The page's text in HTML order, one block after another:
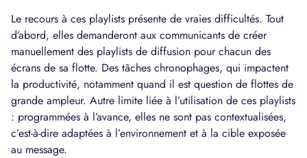
Le recours à ces playlists présente de vraies difficultés. Tout
d’abord, elles demanderont aux communicants de créer
manuellement des playlists de diffusion pour chacun des
écrans de sa flotte. Des tâches chronophages, qui impactent
la productivité, notamment quand il est question de flottes de
grande ampleur. Autre limite liée à l’utilisation de ces playlists
: programmées à l’avance, elles ne sont pas contextualisées,
c’est-à-dire adaptées à l’environnement et à la cible exposée
au message.